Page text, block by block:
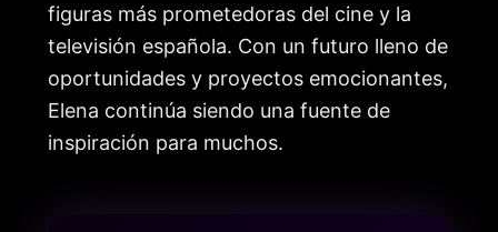
figuras más prometedoras del cine y la
televisión española. Con un futuro lleno de
oportunidades y proyectos emocionantes,
Elena continúa siendo una fuente de
inspiración para muchos.